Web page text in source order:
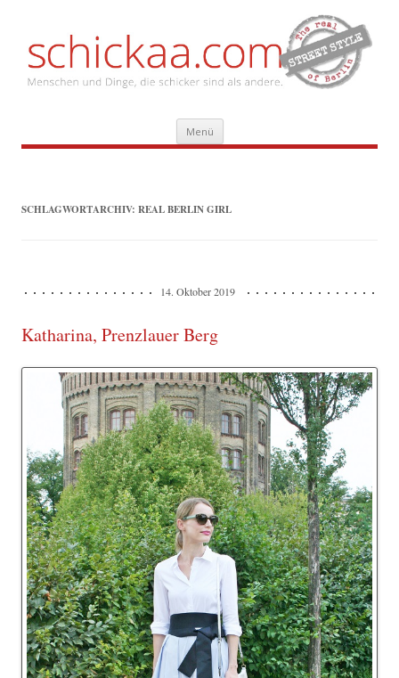
Menü Zum
Inhalt
springen
SCHLAGWORTARCHIV: REAL BERLIN GIRL
14. Oktober 2019
Katharina, Prenzlauer Berg